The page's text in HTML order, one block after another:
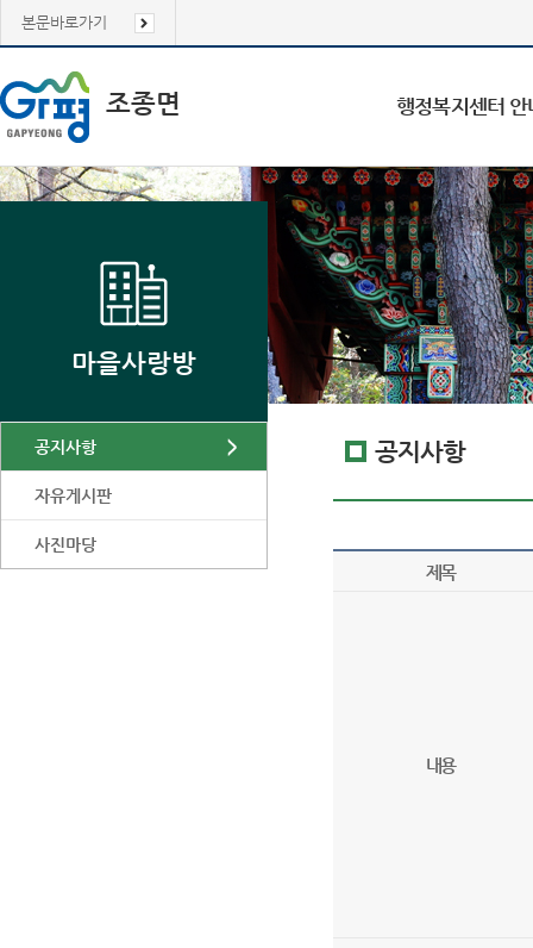
본문바로가기
조종면 행정복지센터 안
마을사랑방
공지사항
자유게시판
사진마당
공지사항
제목
내용